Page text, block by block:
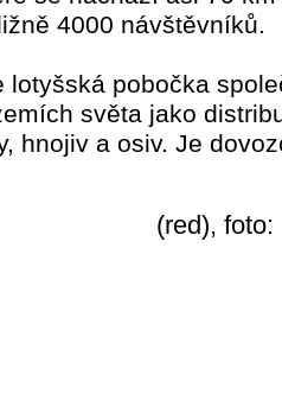
4000 návštěvníků.
lotyšská pobočka
světa jako
hnojiv a osiv. Je
(red),